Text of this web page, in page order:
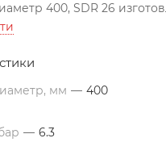
400, SDR 26
во всех
агрессивных
с учетом НДС на
в отрезках по
заказчика, возможно
Цены
мм — 400
— 6.3